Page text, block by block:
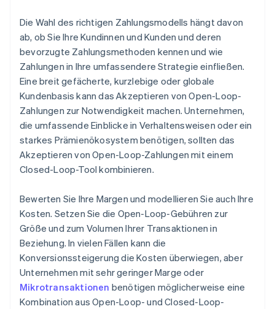
Die Wahl des richtigen Zahlungsmodells hängt davon
ab, ob Sie Ihre Kundinnen und Kunden und deren
bevorzugte Zahlungsmethoden kennen und wie
Zahlungen in Ihre umfassendere Strategie einfließen.
Eine breit gefächerte, kurzlebige oder globale
Kundenbasis kann das Akzeptieren von Open-Loop-
Zahlungen zur Notwendigkeit machen. Unternehmen,
die umfassende Einblicke in Verhaltensweisen oder ein
starkes Prämienökosystem benötigen, sollten das
Akzeptieren von Open-Loop-Zahlungen mit einem
Closed-Loop-Tool kombinieren.
Bewerten Sie Ihre Margen und modellieren Sie auch Ihre
Kosten. Setzen Sie die Open-Loop-Gebühren zur
Größe und zum Volumen Ihrer Transaktionen in
Beziehung. In vielen Fällen kann die
Konversionssteigerung die Kosten überwiegen, aber
Unternehmen mit sehr geringer Marge oder
Mikrotransaktionen benötigen möglicherweise eine
Kombination aus Open-Loop- und Closed-Loop-